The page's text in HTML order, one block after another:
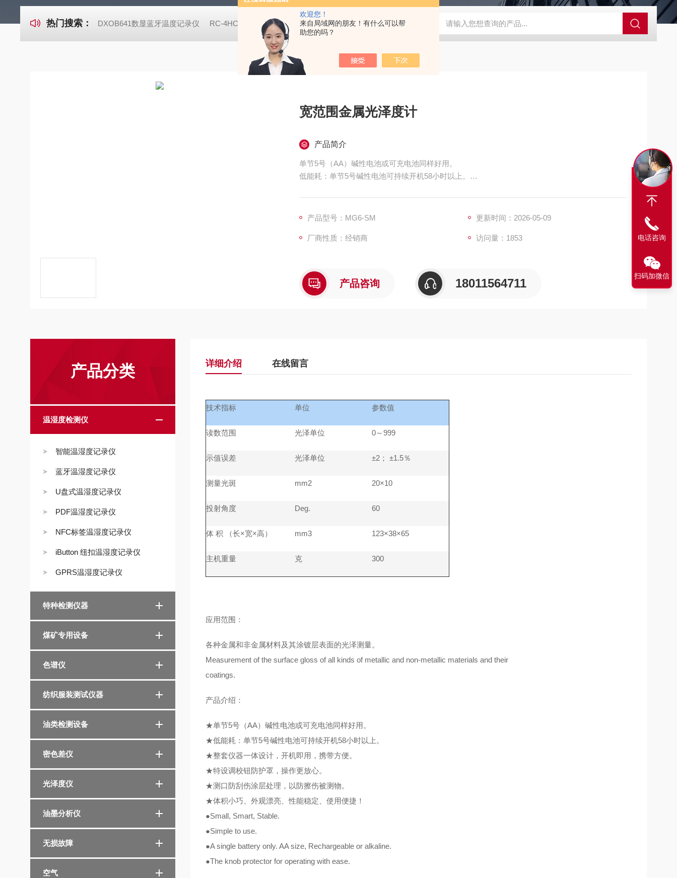
欢迎您！
来自局域网的朋友！有什么可以帮
助您的吗？
热门搜索： DXOB641数显蓝牙温度记录仪 RC-4HC RC-4HA温湿度记录仪 多样品平行蒸发仪多样品平行蒸发仪 SBD-100B SBD-100D成都漏氯报警仪 漏氯报警器 漏氯检测仪
宽范围金属光泽度计
产品简介
单节5号（AA）碱性电池或可充电池同样好用。
低能耗：单节5号碱性电池可持续开机58小时以上。
测口防刮伤涂层处理，以防擦伤被测物。
产品型号：MG6-SM 更新时间：2026-05-09
厂商性质：经销商 访问量：1853
产品咨询 18011564711
产品分类
温湿度检测仪
智能温湿度记录仪
蓝牙温湿度记录仪
U盘式温湿度记录仪
PDF温湿度记录仪
NFC标签温湿度记录仪
iButton 纽扣温湿度记录仪
GPRS温湿度记录仪
特种检测仪器
煤矿专用设备
色谱仪
纺织服装测试仪器
油类检测设备
密色差仪
光泽度仪
油墨分析仪
无损故障
空气
详细介绍 在线留言
技术指标 单位 参数值
读数范围 光泽单位 0～999
示值误差 光泽单位 ±2； ±1.5％
测量光斑 mm2 20×10
投射角度 Deg. 60
体 积 （长×宽×高） mm3 123×38×65
主机重量 克 300
应用范围：
各种金属和非金属材料及其涂镀层表面的光泽测量。
Measurement of the surface gloss of all kinds of metallic and non-metallic materials and their
coatings.
产品介绍：
★单节5号（AA）碱性电池或可充电池同样好用。
★低能耗：单节5号碱性电池可持续开机58小时以上。
★整套仪器一体设计，开机即用，携带方便。
★特设调校钮防护罩，操作更放心。
★测口防刮伤涂层处理，以防擦伤被测物。
★体积小巧、外观漂亮、性能稳定、使用便捷！
●Small, Smart, Stable.
●Simple to use.
●A single battery only. AA size, Rechargeable or alkaline.
●The knob protector for operating with ease.
电话咨询
扫码加微信